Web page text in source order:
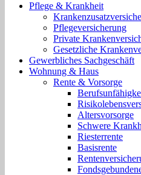
Pflege & Krankheit
Pflegeversicherung
Private
Gesetzliche
Gewerbliches Sachgeschäft
Wohnung & Haus
Rente & Vorsorge
Altersvorsorge
Schwere
Riesterrente
Basisrente